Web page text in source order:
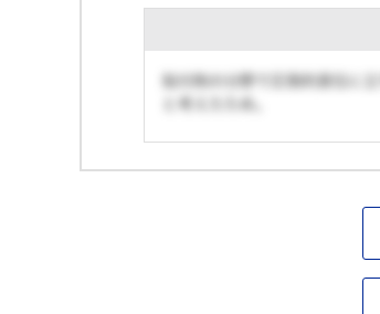
貼付剤の分野で圧倒的首位に
と考えたため。